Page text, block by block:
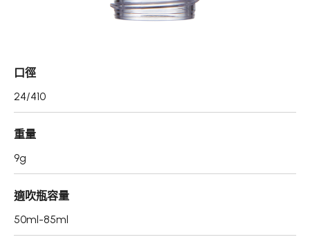
口徑
24/410
重量
9g
適吹瓶容量
50ml-85ml
專利技術品牌
OEM/ODM服務
應用領域
永續發展